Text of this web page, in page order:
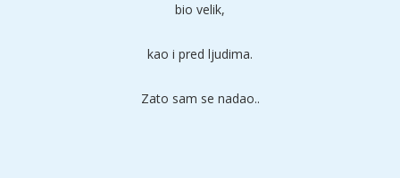
bio velik,
kao i pred ljudima.
Zato sam se nadao..